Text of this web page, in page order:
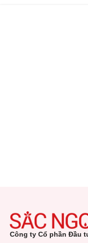
Công ty Cổ phần Đầu